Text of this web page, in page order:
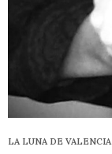
LA LUNA DE VALENCIA